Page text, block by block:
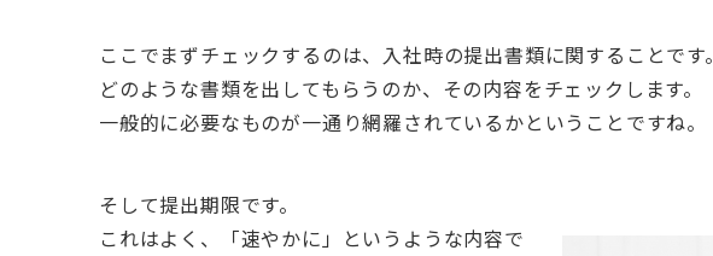
ここでまずチェックするのは、入社時の提出書類に関することです。
どのような書類を出してもらうのか、その内容をチェックします。
一般的に必要なものが一通り網羅されているかということですね。
そして提出期限です。
これはよく、「速やかに」というような内容で